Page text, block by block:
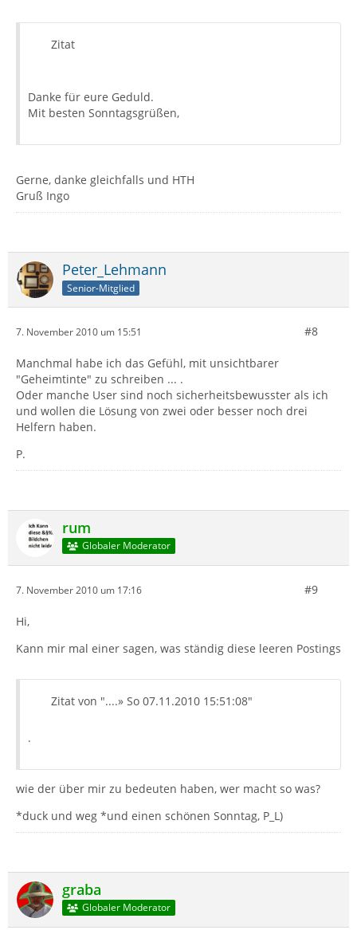
Zitat
Danke für eure Geduld.
Mit besten Sonntagsgrüßen,
Gerne, danke gleichfalls und HTH
Gruß Ingo
Peter_Lehmann
Senior-Mitglied
7. November 2010 um 15:51 #8
Manchmal habe ich das Gefühl, mit unsichtbarer
"Geheimtinte" zu schreiben ... .
Oder manche User sind noch sicherheitsbewusster als ich
und wollen die Lösung von zwei oder besser noch drei
Helfern haben.
P.
rum
Globaler Moderator
7. November 2010 um 17:16 #9
Hi,
Kann mir mal einer sagen, was ständig diese leeren Postings
Zitat von "....» So 07.11.2010 15:51:08"
.
wie der über mir zu bedeuten haben, wer macht so was?
*duck und weg *und einen schönen Sonntag, P_L)
graba
Globaler Moderator